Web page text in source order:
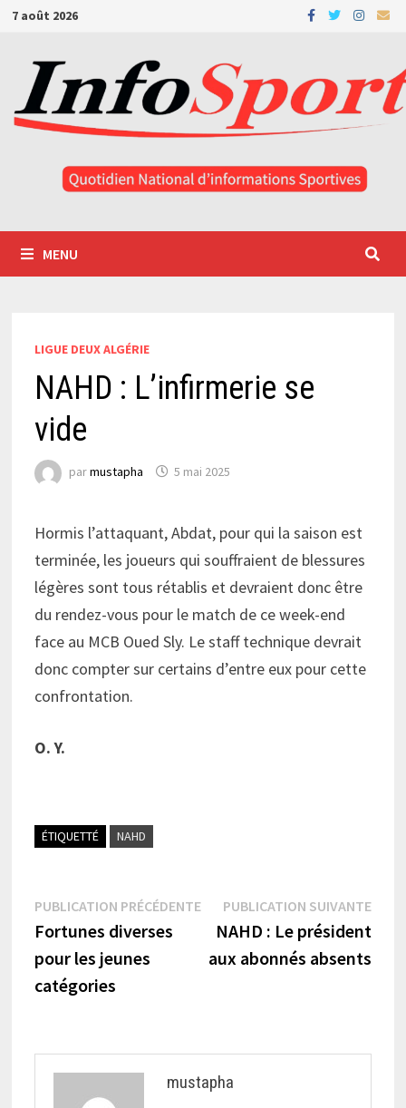
Passer
contenu
7 août 2026
MENU
LIGUE DEUX ALGÉRIE
NAHD : L’infirmerie se
vide
parmustapha 5 mai 2025
Hormis l’attaquant, Abdat, pour qui la saison est
terminée, les joueurs qui souffraient de blessures
légères sont tous rétablis et devraient donc être
du rendez-vous pour le match de ce week-end
face au MCB Oued Sly. Le staff technique devrait
donc compter sur certains d’entre eux pour cette
confrontation.
O. Y.
ÉTIQUETTÉ NAHD
Navigation
de
l’article
PUBLICATION PRÉCÉDENTEPublication
précédente :
Fortunes diverses
pour les jeunes
catégories
PUBLICATION SUIVANTE
NAHD : Le président
aux abonnés absents
mustapha